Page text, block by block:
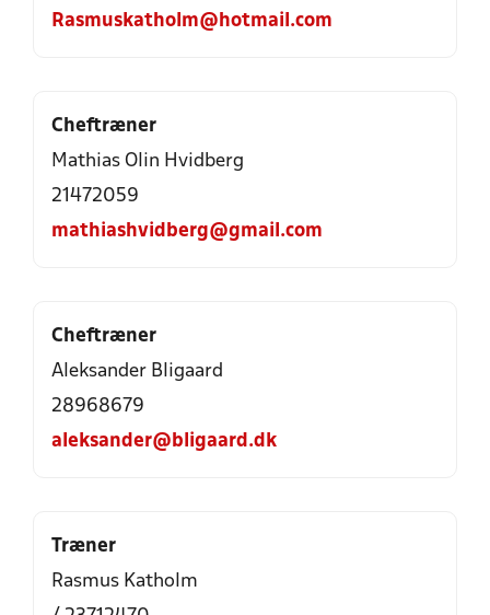
Rasmuskatholm@hotmail.com
Cheftræner
Mathias Olin Hvidberg
21472059
mathiashvidberg@gmail.com
Cheftræner
Aleksander Bligaard
28968679
aleksander@bligaard.dk
Træner
Rasmus Katholm